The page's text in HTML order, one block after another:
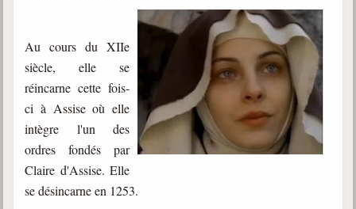
Au cours du XIIe
siècle, elle se
réincarne cette fois-
ci à Assise où elle
intègre l'un des
ordres fondés par
Claire d'Assise. Elle
se désincarne en 1253.